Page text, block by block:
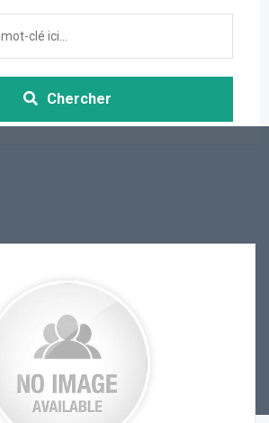
Chercher